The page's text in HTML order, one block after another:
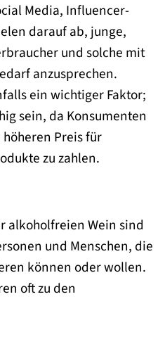
Media, Influencer-
darauf ab, junge,
und solche mit
anzusprechen.
ein wichtiger Faktor;
sein, da Konsumenten
Preis für
zu zahlen.
alkoholfreien Wein sind
und Menschen, die
können oder wollen.
oft zu den